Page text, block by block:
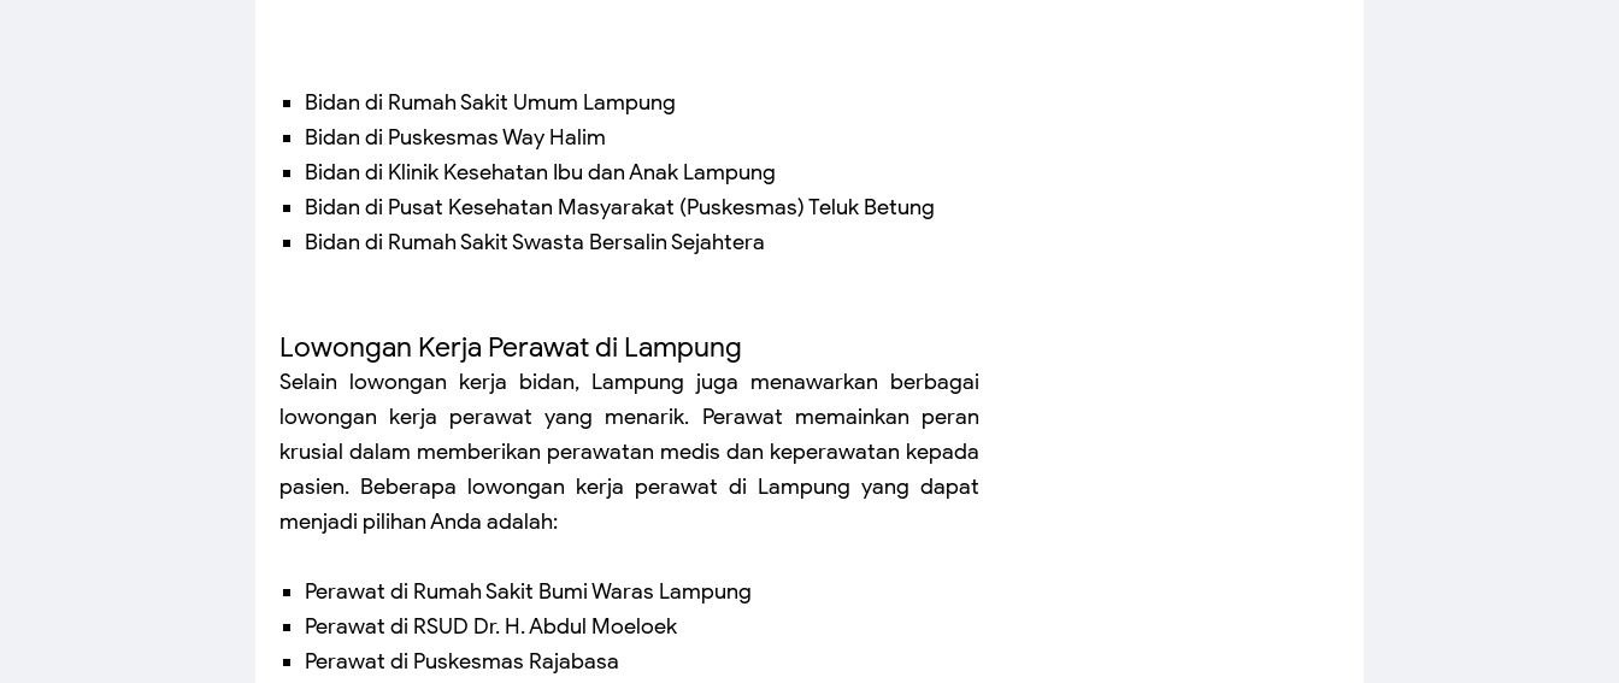
Bidan di Rumah Sakit Umum Lampung
Bidan di Puskesmas Way Halim
Bidan di Klinik Kesehatan Ibu dan Anak Lampung
Bidan di Pusat Kesehatan Masyarakat (Puskesmas) Teluk Betung
Bidan di Rumah Sakit Swasta Bersalin Sejahtera
Lowongan Kerja Perawat di Lampung
Selain lowongan kerja bidan, Lampung juga menawarkan berbagai
lowongan kerja perawat yang menarik. Perawat memainkan peran
krusial dalam memberikan perawatan medis dan keperawatan kepada
pasien. Beberapa lowongan kerja perawat di Lampung yang dapat
menjadi pilihan Anda adalah:
Perawat di Rumah Sakit Bumi Waras Lampung
Perawat di RSUD Dr. H. Abdul Moeloek
Perawat di Puskesmas Rajabasa